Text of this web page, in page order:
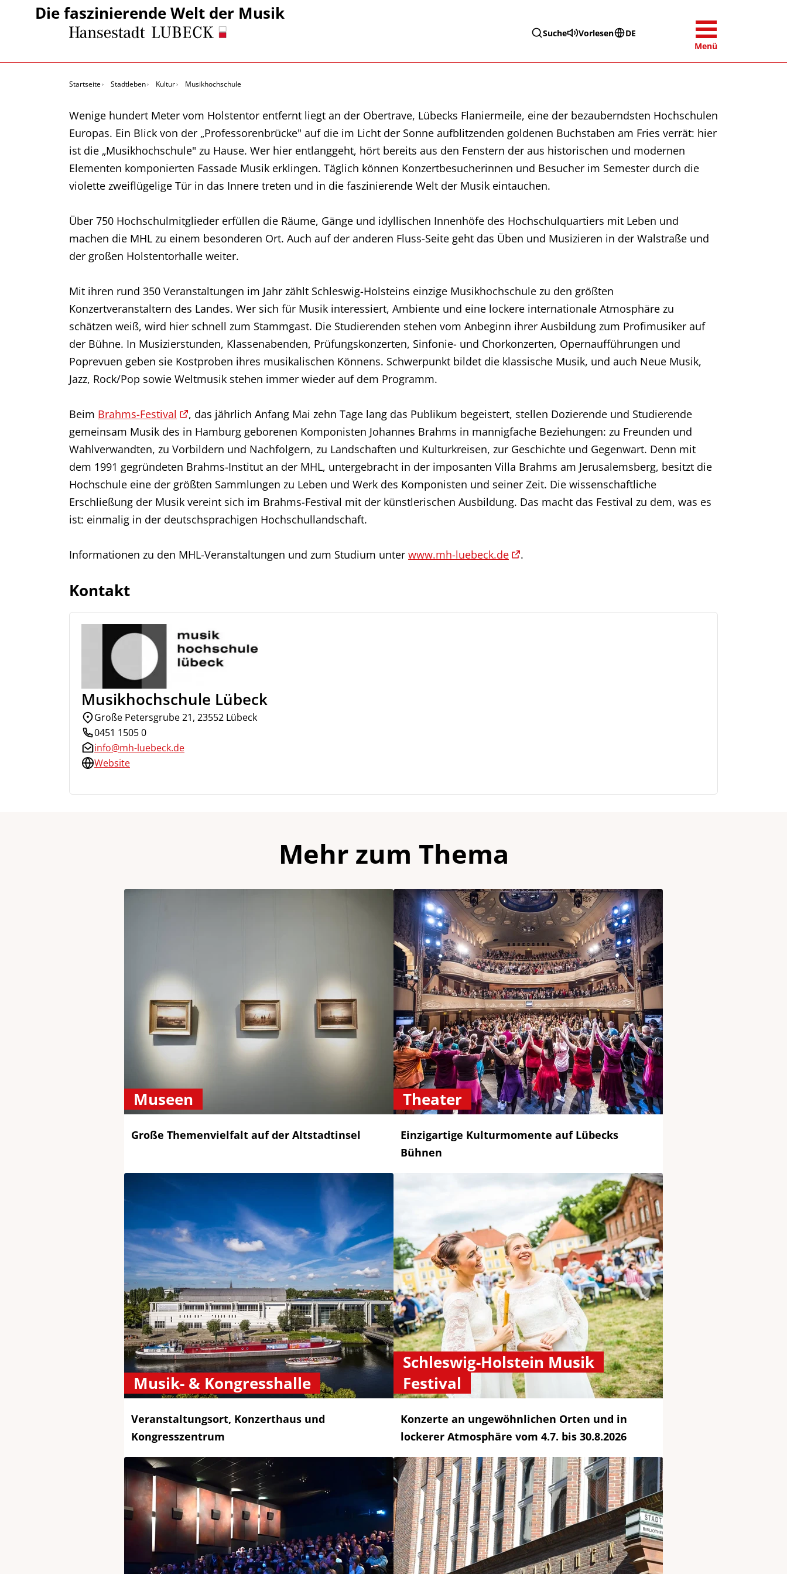
Suche Vorlesen
DE
Menü
Die faszinierende Welt der Musik
Startseite Stadtleben Kultur Musikhochschule
Wenige hundert Meter vom Holstentor entfernt liegt an der Obertrave, Lübecks Flaniermeile, eine der bezauberndsten Hochschulen
Europas. Ein Blick von der „Professorenbrücke" auf die im Licht der Sonne aufblitzenden goldenen Buchstaben am Fries verrät: hier
ist die „Musikhochschule" zu Hause. Wer hier entlanggeht, hört bereits aus den Fenstern der aus historischen und modernen
Elementen komponierten Fassade Musik erklingen. Täglich können Konzertbesucherinnen und Besucher im Semester durch die
violette zweiflügelige Tür in das Innere treten und in die faszinierende Welt der Musik eintauchen.
Über 750 Hochschulmitglieder erfüllen die Räume, Gänge und idyllischen Innenhöfe des Hochschulquartiers mit Leben und
machen die MHL zu einem besonderen Ort. Auch auf der anderen Fluss-Seite geht das Üben und Musizieren in der Walstraße und
der großen Holstentorhalle weiter.
Mit ihren rund 350 Veranstaltungen im Jahr zählt Schleswig-Holsteins einzige Musikhochschule zu den größten
Konzertveranstaltern des Landes. Wer sich für Musik interessiert, Ambiente und eine lockere internationale Atmosphäre zu
schätzen weiß, wird hier schnell zum Stammgast. Die Studierenden stehen vom Anbeginn ihrer Ausbildung zum Profimusiker auf
der Bühne. In Musizierstunden, Klassenabenden, Prüfungskonzerten, Sinfonie- und Chorkonzerten, Opernaufführungen und
Poprevuen geben sie Kostproben ihres musikalischen Könnens. Schwerpunkt bildet die klassische Musik, und auch Neue Musik,
Jazz, Rock/Pop sowie Weltmusik stehen immer wieder auf dem Programm.
Beim Brahms-Festival
, das jährlich Anfang Mai zehn Tage lang das Publikum begeistert, stellen Dozierende und Studierende
gemeinsam Musik des in Hamburg geborenen Komponisten Johannes Brahms in mannigfache Beziehungen: zu Freunden und
Wahlverwandten, zu Vorbildern und Nachfolgern, zu Landschaften und Kulturkreisen, zur Geschichte und Gegenwart. Denn mit
dem 1991 gegründeten Brahms-Institut an der MHL, untergebracht in der imposanten Villa Brahms am Jerusalemsberg, besitzt die
Hochschule eine der größten Sammlungen zu Leben und Werk des Komponisten und seiner Zeit. Die wissenschaftliche
Erschließung der Musik vereint sich im Brahms-Festival mit der künstlerischen Ausbildung. Das macht das Festival zu dem, was es
ist: einmalig in der deutschsprachigen Hochschullandschaft.
Informationen zu den MHL-Veranstaltungen und zum Studium unter www.mh-luebeck.de .
Kontakt
Musikhochschule Lübeck
Große Petersgrube 21, 23552 Lübeck
0451 1505 0
info@mh-luebeck.de
Website
Mehr zum Thema
Museen
Große Themenvielfalt auf der Altstadtinsel
Theater
Einzigartige Kulturmomente auf Lübecks
Bühnen
Musik- & Kongresshalle
Veranstaltungsort, Konzerthaus und
Kongresszentrum
Schleswig-Holstein Musik
Festival
Konzerte an ungewöhnlichen Orten und in
lockerer Atmosphäre vom 4.7. bis 30.8.2026